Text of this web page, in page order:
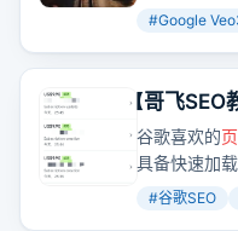
的作者汗青
效、画面、
生成。
#Google
【哥飞
征？
谷歌喜欢的
具备快速加
互动性、高
#谷歌SEO